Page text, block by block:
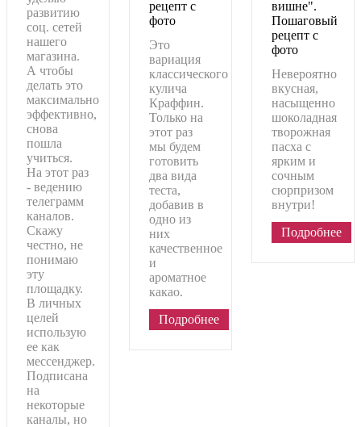
развитию
соц. сетей
нашего
магазина.
А чтобы
делать это
максимально
эффективно,
снова
пошла
учиться.
На этот раз
- ведению
телеграмм
каналов.
Скажу
честно, не
понимаю
эту
площадку.
В личных
целей
использую
ее как
мессенджер.
Подписана
на
некоторые
каналы, но
рецепт с
фото
Это
вариация
классического
кулича
Краффин.
Только на
этот раз
мы будем
готовить
два вида
теста,
добавив в
одно из
них
качественное
и
ароматное
какао.
Подробнее
вишне".
Пошаговый
рецепт с
фото
Невероятно
вкусная,
насыщенно
шоколадная
творожная
пасха с
ярким и
сочным
сюрпризом
внутри!
Подробнее